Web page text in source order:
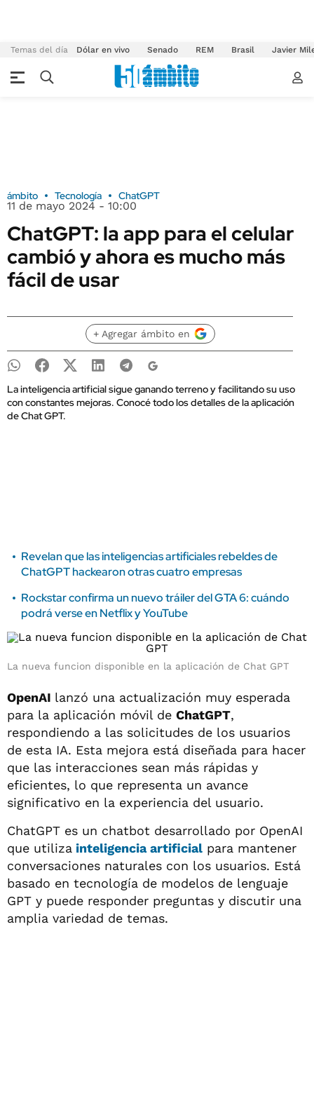
Temas del día Dólar en vivo Senado REM Brasil Javier
ámbito Tecnología ChatGPT
11 de mayo 2024 - 10:00
ChatGPT: la app para el celular
cambió y ahora es mucho más
fácil de usar
+ Agregar ámbito en
La inteligencia artificial sigue ganando terreno y facilitando su uso
con constantes mejoras. Conocé todo los detalles de la aplicación
de Chat GPT.
Revelan que las inteligencias artificiales rebeldes de
ChatGPT hackearon otras cuatro empresas
Rockstar confirma un nuevo tráiler del GTA 6: cuándo
podrá verse en Netflix y YouTube
La nueva funcion disponible en la aplicación de Chat GPT
OpenAI lanzó una actualización muy esperada
para la aplicación móvil de ChatGPT,
respondiendo a las solicitudes de los usuarios
de esta IA. Esta mejora está diseñada para hacer
que las interacciones sean más rápidas y
eficientes, lo que representa un avance
significativo en la experiencia del usuario.
ChatGPT es un chatbot desarrollado por OpenAI
que utiliza inteligencia artificial para mantener
conversaciones naturales con los usuarios. Está
basado en tecnología de modelos de lenguaje
GPT y puede responder preguntas y discutir una
amplia variedad de temas.